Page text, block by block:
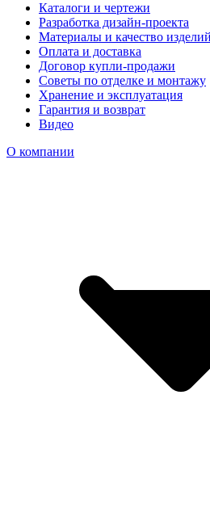
Каталоги и чертежи
Разработка дизайн-проекта
Материалы и качество изделий
Оплата и доставка
Договор купли-продажи
Советы по отделке и монтажу
Хранение и эксплуатация
Гарантия и возврат
Видео
О компании